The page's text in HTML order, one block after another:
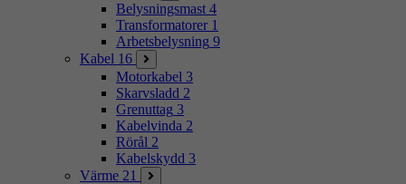
Belysningsmast 4
Transformatorer 1
Arbetsbelysning 9
Kabel 16
Motorkabel 3
Skarvsladd 2
Grenuttag 3
Kabelvinda 2
Rörål 2
Kabelskydd 3
Värme 21